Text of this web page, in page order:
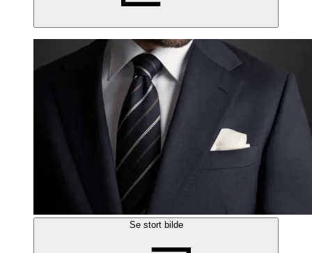
Se stort bilde